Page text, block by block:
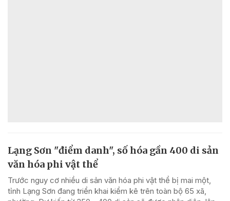
Lạng Sơn "điểm danh", số hóa gần 400 di sản
văn hóa phi vật thể
Trước nguy cơ nhiều di sản văn hóa phi vật thể bị mai một,
tỉnh Lạng Sơn đang triển khai kiểm kê trên toàn bộ 65 xã,